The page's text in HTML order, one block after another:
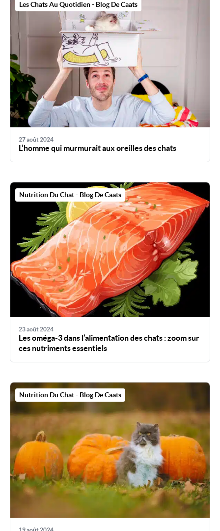
Les Chats Au Quotidien - Blog De Caats
27 août 2024
L’homme qui murmurait aux oreilles des chats
Nutrition Du Chat - Blog De Caats
23 août 2024
Les oméga-3 dans l’alimentation des chats : zoom sur
ces nutriments essentiels
Nutrition Du Chat - Blog De Caats
19 août 2024